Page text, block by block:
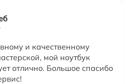
и качественному
мой ноутбук
отлично. Большое спасибо